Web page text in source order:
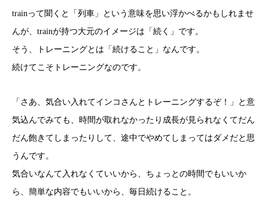
trainって聞くと「列車」という意味を思い浮かべるかもしれませ
んが、trainが持つ大元のイメージは「続く」です。
そう、トレーニングとは「続けること」なんです。
続けてこそトレーニングなのです。
「さあ、気合い入れてインコさんとトレーニングするぞ！」と意
気込んでみても、時間が取れなかったり成長が見られなくてだん
だん飽きてしまったりして、途中でやめてしまってはダメだと思
うんです。
気合いなんて入れなくていいから、ちょっとの時間でもいいか
ら、簡単な内容でもいいから、毎日続けること。